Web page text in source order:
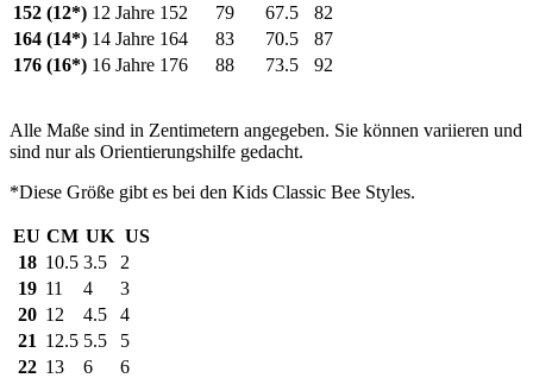
152 (12*) 12 Jahre 152 79 67.5
82
164 (14*) 14 Jahre 164 83 70.5
87
176 (16*) 16 Jahre 176 88 73.5 92
Alle Maße sind in Zentimetern angegeben. Sie können variieren und
sind nur als Orientierungshilfe gedacht.
*Diese Größe gibt es bei den Kids Classic Bee Styles.
EU CM UK US
18 10.5 3.5
2
19 11 4
3
20 12 4.5
4
21 12.5 5.5
5
22 13 6
6